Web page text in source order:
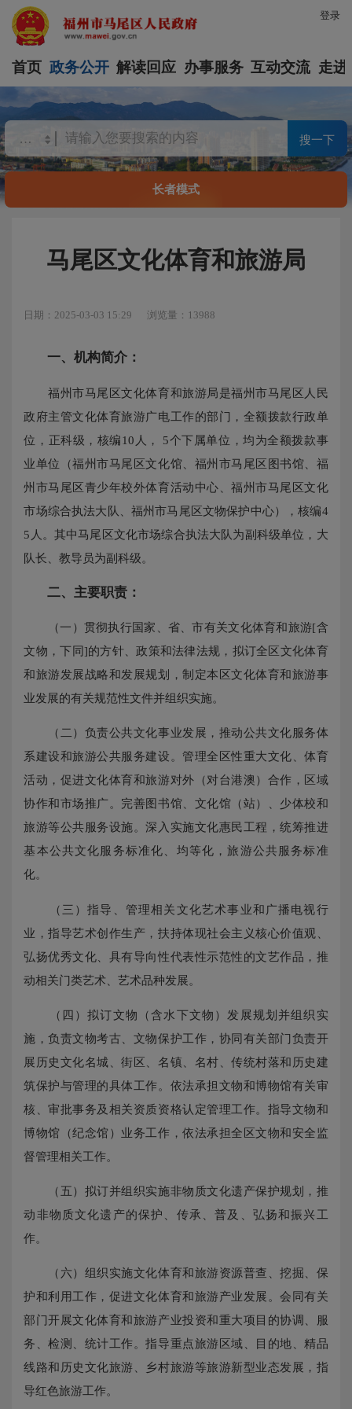
登录
首页 政务公开 解读回应 办事服务 互动交流 走进
搜一下
长者模式
马尾区文化体育和旅游局
日期：2025-03-03 15:29 浏览量：13988
一、机构简介：
福州市马尾区文化体育和旅游局是福州市马尾区人民
政府主管文化体育旅游广电工作的部门，全额拨款行政单
位，正科级，核编10人， 5个下属单位，均为全额拨款事
业单位（福州市马尾区文化馆、福州市马尾区图书馆、福
州市马尾区青少年校外体育活动中心、福州市马尾区文化
市场综合执法大队、福州市马尾区文物保护中心），核编4
5人。其中马尾区文化市场综合执法大队为副科级单位，大
队长、教导员为副科级。
二、主要职责：
（一）贯彻执行国家、省、市有关文化体育和旅游[含
文物，下同]的方针、政策和法律法规，拟订全区文化体育
和旅游发展战略和发展规划，制定本区文化体育和旅游事
业发展的有关规范性文件并组织实施。
（二）负责公共文化事业发展，推动公共文化服务体
系建设和旅游公共服务建设。管理全区性重大文化、体育
活动，促进文化体育和旅游对外（对台港澳）合作，区域
协作和市场推广。完善图书馆、文化馆（站）、少体校和
旅游等公共服务设施。深入实施文化惠民工程，统筹推进
基本公共文化服务标准化、均等化，旅游公共服务标准
化。
（三）指导、管理相关文化艺术事业和广播电视行
业，指导艺术创作生产，扶持体现社会主义核心价值观、
弘扬优秀文化、具有导向性代表性示范性的文艺作品，推
动相关门类艺术、艺术品种发展。
（四）拟订文物（含水下文物）发展规划并组织实
施，负责文物考古、文物保护工作，协同有关部门负责开
展历史文化名城、街区、名镇、名村、传统村落和历史建
筑保护与管理的具体工作。依法承担文物和博物馆有关审
核、审批事务及相关资质资格认定管理工作。指导文物和
博物馆（纪念馆）业务工作，依法承担全区文物和安全监
督管理相关工作。
（五）拟订并组织实施非物质文化遗产保护规划，推
动非物质文化遗产的保护、传承、普及、弘扬和振兴工
作。
（六）组织实施文化体育和旅游资源普查、挖掘、保
护和利用工作，促进文化体育和旅游产业发展。会同有关
部门开展文化体育和旅游产业投资和重大项目的协调、服
务、检测、统计工作。指导重点旅游区域、目的地、精品
线路和历史文化旅游、乡村旅游等旅游新型业态发展，指
导红色旅游工作。